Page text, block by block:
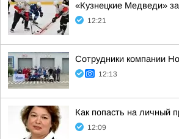
«Кузнецкие Медведи»
12:21
Сотрудники компании
12:13
Как попасть на личный
12:09